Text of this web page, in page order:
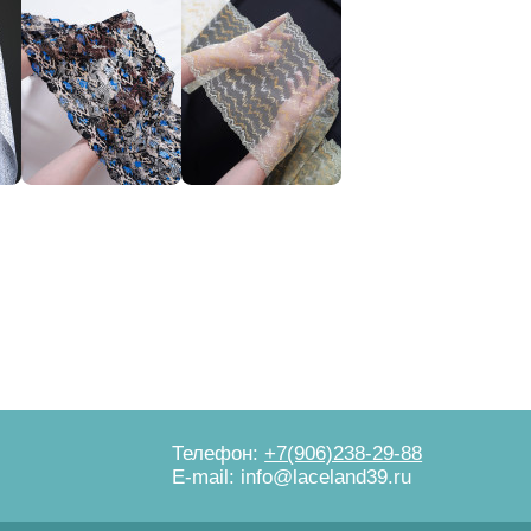
Телефон:+7(906)238-29-88
E-mail: info@laceland39.ru